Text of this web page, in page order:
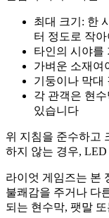
최대 크기: 한
터 정도로 작
타인의 시야를
가벼운 소재여
기둥이나 막대
각 관객은 현
있습니다
위 지침을 준수하고
하지 않는 경우,
라이엇 게임즈는 본
불쾌감을 주거나 다
되는 현수막, 팻말